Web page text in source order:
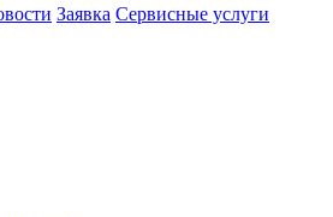
Заявка Сервисные услуги